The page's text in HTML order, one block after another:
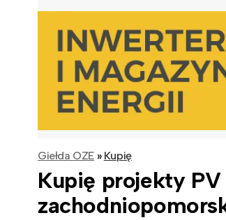
Giełda OZE » Kupię
Kupię projekty